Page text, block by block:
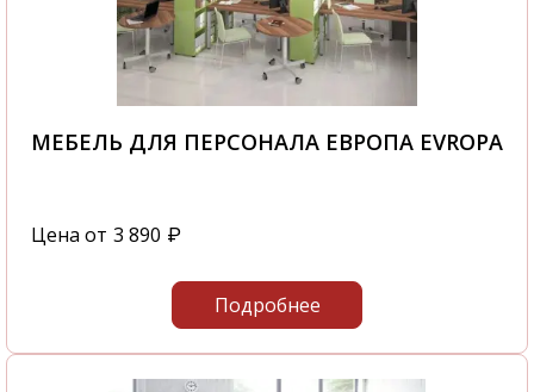
МЕБЕЛЬ ДЛЯ ПЕРСОНАЛА ЕВРОПА EVROPA
Цена от 3 890 ₽
Подробнее